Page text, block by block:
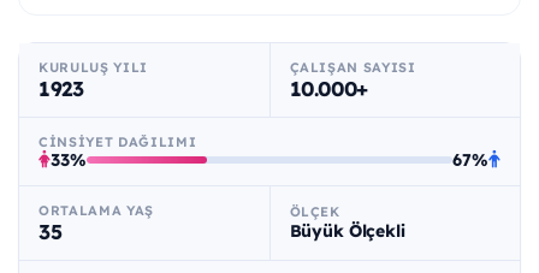
KURULUŞ YILI
1923
ÇALIŞAN SAYISI
10.000+
CINSIYET DAĞILIMI
33% 67%
ORTALAMA YAŞ
35
ÖLÇEK
Büyük Ölçekli